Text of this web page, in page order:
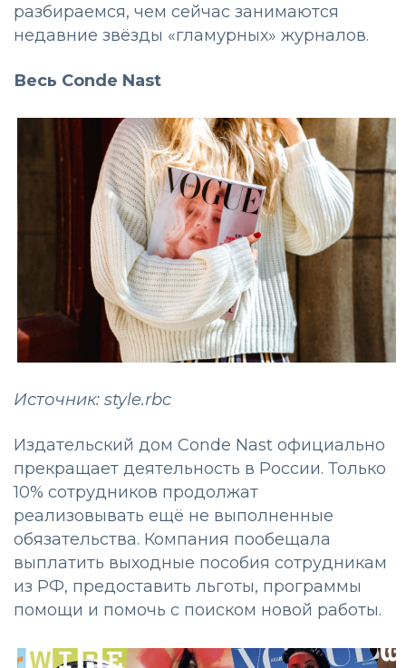
разбираемся, чем сейчас занимаются
недавние звёзды «гламурных» журналов.
Весь Conde Nast
Источник: style.rbc
Издательский дом Conde Nast официально
прекращает деятельность в России. Только
10% сотрудников продолжат
реализовывать ещё не выполненные
обязательства. Компания пообещала
выплатить выходные пособия сотрудникам
из РФ, предоставить льготы, программы
помощи и помочь с поиском новой работы.